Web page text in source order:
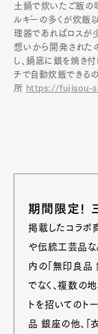
土鍋で炊いたご飯の
ルギーの多くが炊飯
理器であればロスが
想いから開発された
し、鍋底に銀を焼き
チで自動炊飯できる
所 https://fujisou-
期間限定!
掲載したコラボ
や伝統工芸品な
内の「無印良品
でなく、複数の
トを招いてのト
品 銀座の他、「